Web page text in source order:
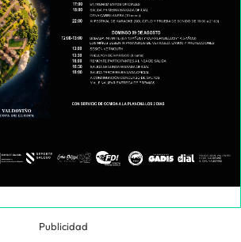
Publicidad